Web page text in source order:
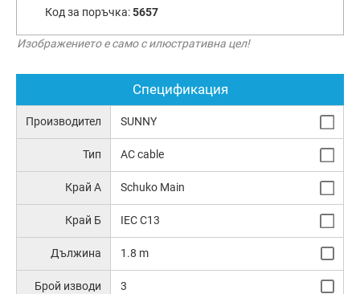
Код за поръчка:5657
Изображението е само с илюстративна цел!
Спецификация
Производител SUNNY
Тип AC cable
Край А Schuko Main
Край Б IEC C13
Дължина 1.8 m
Брой изводи 3